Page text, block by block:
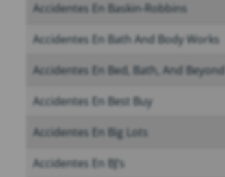
Accidentes En Baskin-Robbins
Accidentes En Bath And Body Works
Accidentes En Bed, Bath, And Beyond
Accidentes En Best Buy
Accidentes En Big Lots
Accidentes En BJ’s